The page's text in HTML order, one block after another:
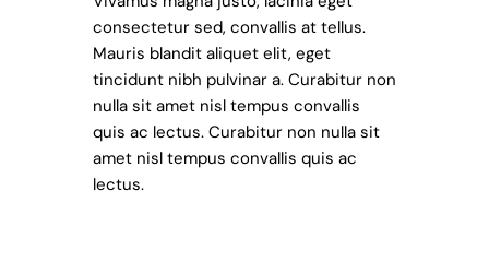
consectetur sed, convallis at tellus.
Mauris blandit aliquet elit, eget
tincidunt nibh pulvinar a. Curabitur non
nulla sit amet nisl tempus convallis
quis ac lectus. Curabitur non nulla sit
amet nisl tempus convallis quis ac
lectus.